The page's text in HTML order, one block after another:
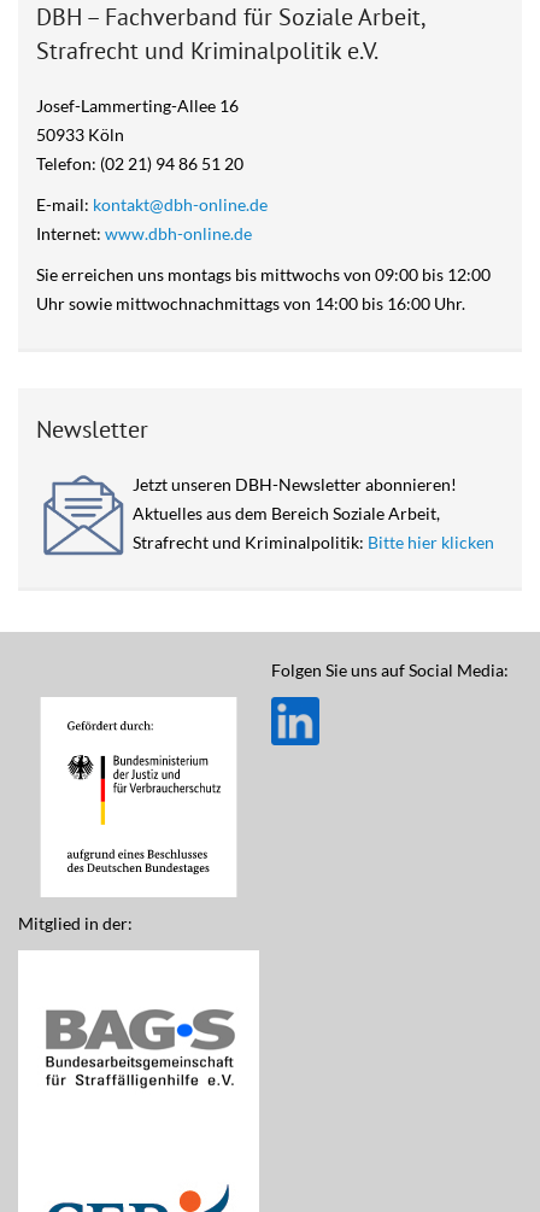
DBH – Fachverband für Soziale Arbeit,
Strafrecht und Kriminalpolitik e.V.
Josef-Lammerting-Allee 16
50933 Köln
Telefon: (02 21) 94 86 51 20
E-mail: kontakt@dbh-online.de
Internet: www.dbh-online.de
Sie erreichen uns montags bis mittwochs von 09:00 bis 12:00
Uhr sowie mittwochnachmittags von 14:00 bis 16:00 Uhr.
Newsletter
Jetzt unseren DBH-Newsletter abonnieren!
Aktuelles aus dem Bereich Soziale Arbeit,
Strafrecht und Kriminalpolitik: Bitte hier klicken
Mitglied in der:
Folgen Sie uns auf Social Media: